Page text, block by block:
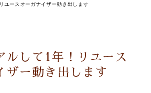
ユースオーガナイザー動き出します
ルして1年！リユース
ザー動き出します